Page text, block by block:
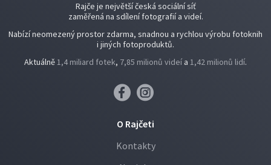
Rajče je největší česká sociální síť
zaměřená na sdílení fotografií a videí.
Nabízí neomezený prostor zdarma, snadnou a rychlou výrobu fotoknih
i jiných fotoproduktů.
Aktuálně1,4 miliard fotek, 7,85 milionů videí a 1,42 milionů lidí.
O Rajčeti
Kontakty